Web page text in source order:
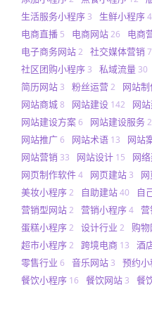
生活服务小程序 3 生鲜小程序4
电商直播 5 电商网站26 电商
电子商务网站2 社交媒体营销 7
社区团购小程序 3 私域流量 30
简历网站 3 粉丝运营2 网站
网站商城8 网站建设 142 网
网站建设方案6 网站建设服务2
网站推广6 网站术语 13 网站
网站营销 33 网站设计 15 网
网页制作软件4 网页建站 3
美妆小程序2 自助建站40 自
营销型网站2 营销小程序4 营
蛋糕小程序2 设计行业 2 购
超市小程序2 跨境电商 13 酒
零售行业 6 音乐网站 3 预约
餐饮小程序 16 餐饮网站 3 餐